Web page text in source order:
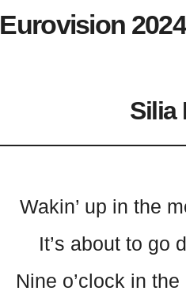
Eurovision
Silia
Wakin’ up in the
It’s about to go
Nine o’clock in